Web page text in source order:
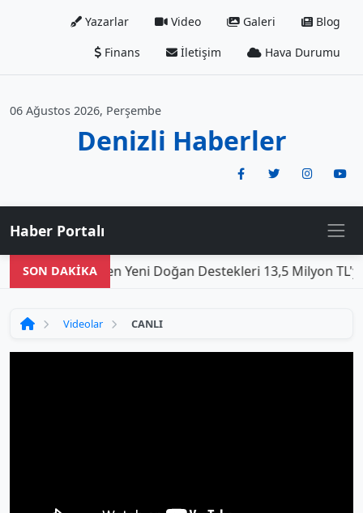
Yazarlar Video Galeri
Blog
Finans
İletişim Hava Durumu
06 Ağustos 2026, Perşembe
Denizli Haberler
Haber Portalı
SON DAKİKA
Videolar CANLI